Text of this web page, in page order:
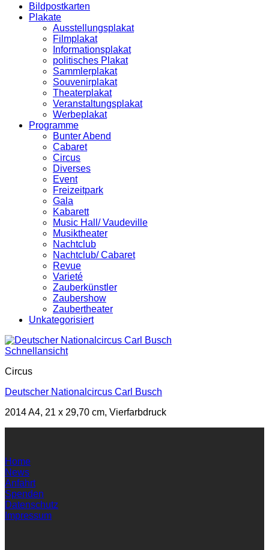
Bildpostkarten
Plakate
Ausstellungsplakat
Filmplakat
Informationsplakat
politisches Plakat
Sammlerplakat
Souvenirplakat
Theaterplakat
Veranstaltungsplakat
Werbeplakat
Programme
Bunter Abend
Cabaret
Circus
Diverses
Event
Freizeitpark
Gala
Kabarett
Music Hall/ Vaudeville
Musiktheater
Nachtclub
Nachtclub/ Cabaret
Revue
Varieté
Zauberkünstler
Zaubershow
Zaubertheater
Unkategorisiert
Schnellansicht
Circus
Deutscher Nationalcircus Carl Busch
2014 A4, 21 x 29,70 cm, Vierfarbdruck
Home
News
Anfahrt
Spenden
Datenschutz
Impressum